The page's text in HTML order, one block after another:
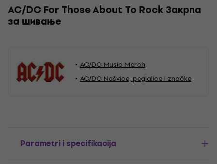
AC/DC For Those About To Rock Закрпа
за шивање
AC/DC Music Merch
AC/DC Našvice, peglalice i značke
Parametri i specifikacija